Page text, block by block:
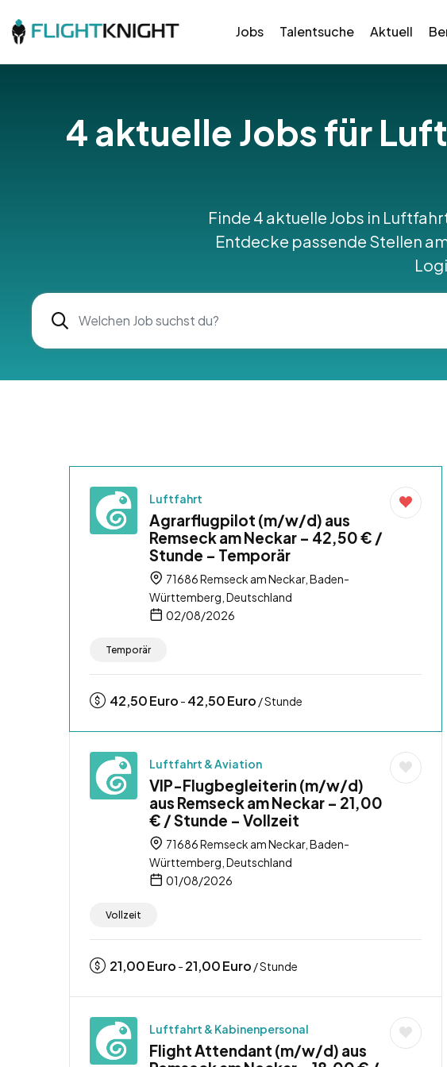
Jobs Talentsuche Aktuell
4 aktuelle Jobs für
Finde 4 aktuelle Jobs in
Entdecke passende Stellen
Luftfahrt
Agrarflugpilot (m/w/d) aus
Remseck am Neckar – 42,50 € /
Stunde – Temporär
71686 Remseck am Neckar, Baden-
Württemberg, Deutschland
02/08/2026
Temporär
42,50Euro - 42,50Euro / Stunde
Luftfahrt & Aviation
VIP-Flugbegleiterin (m/w/d)
aus Remseck am Neckar – 21,00
€ / Stunde – Vollzeit
71686 Remseck am Neckar, Baden-
Württemberg, Deutschland
01/08/2026
Vollzeit
21,00Euro - 21,00Euro / Stunde
Luftfahrt & Kabinenpersonal
Flight Attendant (m/w/d) aus